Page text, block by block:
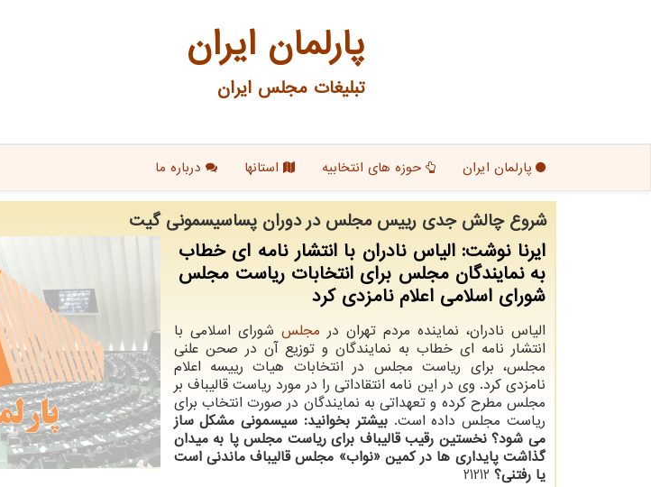
پارلمان ایران
تبلیغات مجلس ایران
پارلمان ایران حوزه های انتخابیه استانها درباره ما
شروع چالش جدی رییس مجلس در دوران پساسیسمونی گیت
ایرنا نوشت: الیاس نادران با انتشار نامه ای خطاب
به نمایندگان مجلس برای انتخابات ریاست مجلس
شورای اسلامی اعلام نامزدی کرد
الیاس نادران، نماینده مردم تهران در مجلس شورای اسلامی با
انتشار نامه ای خطاب به نمایندگان و توزیع آن در صحن علنی
مجلس، برای ریاست مجلس در انتخابات هیات رییسه اعلام
نامزدی کرد. وی در این نامه انتقاداتی را در مورد ریاست قالیباف بر
مجلس مطرح کرده و تعهداتی به نمایندگان در صورت انتخاب برای
ریاست مجلس داده است.بیشتر بخوانید: سیسمونی مشکل ساز
می شود؟ نخستین رقیب قالیباف برای ریاست مجلس پا به میدان
گذاشت پایداری ها در کمین «نواب» مجلس قالیباف ماندنی است
یا رفتنی؟